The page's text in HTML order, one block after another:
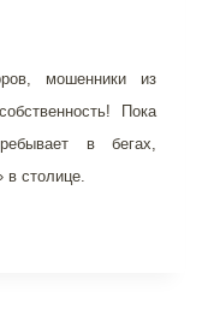
мошенники из
Пока
в бегах,
столице.